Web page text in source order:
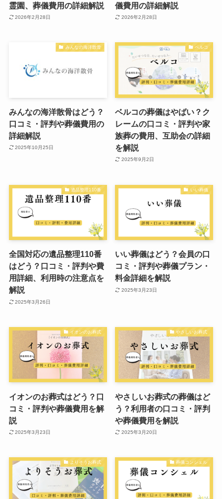
霊園、葬儀費用の詳細解説
2026年2月28日
儀費用の詳細解説
2026年2月28日
みんなの海洋散骨
みんなの海洋散骨はどう？
口コミ・評判や葬儀費用の
詳細解説
2025年10月25日
ベルコ
ベルコの葬儀はやばい？ク
レームの口コミ・評判や家
族葬の費用、互助会の詳細
を解説
2025年9月2日
遺品整理110番
全国対応の遺品整理110番
はどう？口コミ・評判や費
用詳細、利用時の注意点を
解説
2025年3月26日
いい葬儀
いい葬儀はどう？会員の口
コミ・評判や葬儀プラン・
料金詳細を解説
2025年3月23日
イオンのお葬式
イオンのお葬式はどう？口
コミ・評判や葬儀費用を解
説
2025年3月23日
やさしいお葬式
やさしいお葬式の葬儀はど
う？利用者の口コミ・評判
や葬儀費用を解説
2025年3月20日
よりそうお葬式 葬儀コンシェル